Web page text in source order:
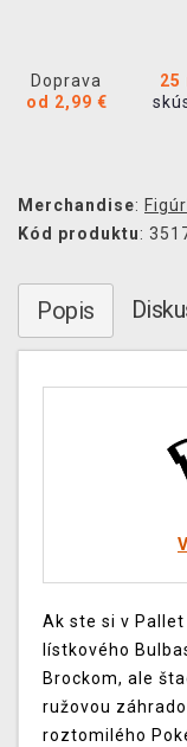
Doprava
od 2,99 €
25
Merchandise:
Kód produktu:
Popis
Ak ste si v
lístkového
Brockom, ale
ružovou
roztomilého